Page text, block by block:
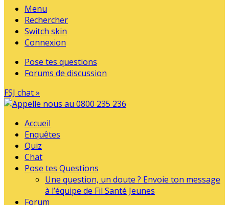
Menu
Rechercher
Switch skin
Connexion
Pose tes questions
Forums de discussion
FSJ chat »
Accueil
Enquêtes
Quiz
Chat
Pose tes Questions
Une question, un doute ? Envoie ton message
à l’équipe de Fil Santé Jeunes
Forum